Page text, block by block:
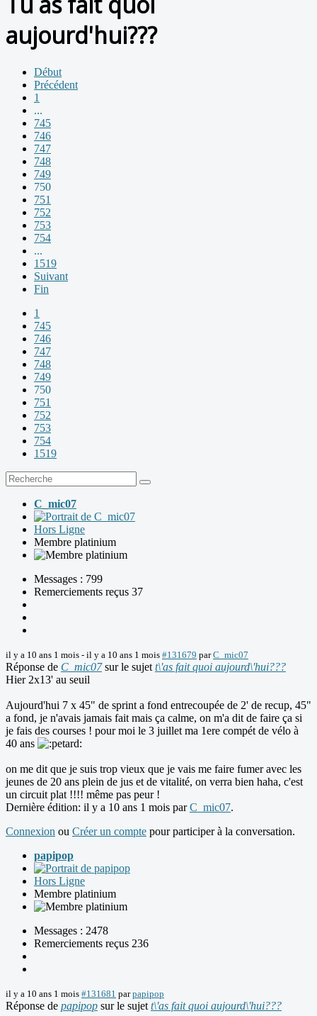
aujourd'hui???
Début
Précédent
1
...
745
746
747
748
749
750
751
752
753
754
...
1519
Suivant
Fin
1
745
746
747
748
749
750
751
752
753
754
1519
C_mic07
Hors Ligne
Membre platinium
Messages : 799
Remerciements reçus 37
il y a 10 ans 1 mois - il y a 10 ans 1 mois #131679 parC_mic07
Réponse de C_mic07sur le sujet t\'as fait quoi aujourd\'hui???
Hier 2x13' au seuil
Aujourd'hui 7 x 45" de sprint a fond entrecoupée de 2' de recup, 45"
a fond, je n'avais jamais fait mais ça calme, on m'a dit de faire ça si
je fais des courses ! pour moi le 3 juillet ma 1ere compét de vélo à
40 ans
on me dit que je suis trop vieux que je vais me faire fumer avec les
jeunes de 20 ans plein de jus et de vitalité, on verra bien haha, c'est
un circuit plat !!!! même pas peur !
Dernière édition: il y a 10 ans 1 mois parC_mic07.
Connexion ou Créer un compte pour participer à la conversation.
papipop
Hors Ligne
Membre platinium
Messages : 2478
Remerciements reçus 236
il y a 10 ans 1 mois #131681 parpapipop
Réponse de papipop sur le sujet t\'as fait quoi aujourd\'hui???